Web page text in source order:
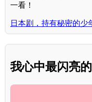
一看！
日本剧，持有秘密的少
我心中最闪亮